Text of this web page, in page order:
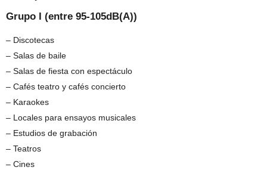
Grupo I (entre 95-105dB(A))
– Discotecas
– Salas de baile
– Salas de fiesta con espectáculo
– Cafés teatro y cafés concierto
– Karaokes
– Locales para ensayos musicales
– Estudios de grabación
– Teatros
– Cines